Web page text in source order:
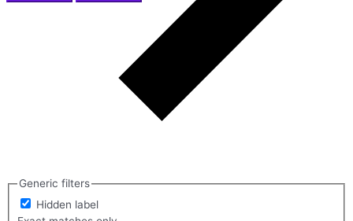
Generic filters
Hidden label